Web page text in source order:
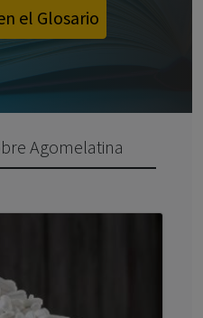
el Glosario
Agomelatina